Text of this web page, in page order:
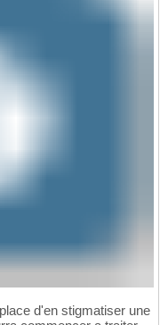
d'en stigmatiser une